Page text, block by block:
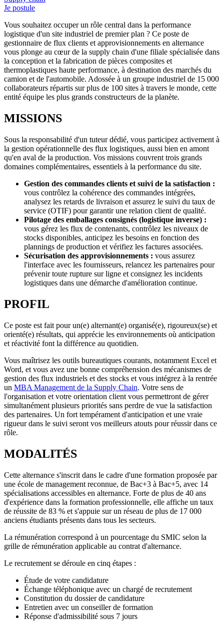
Je postule
Vous souhaitez occuper un rôle central dans la performance
logistique d'un site industriel de premier plan ? Ce poste de
gestionnaire de flux clients et approvisionnements en alternance
vous plonge au cœur de la supply chain d'une filiale spécialisée dans
la conception et la fabrication de pièces composites et
thermoplastiques haute performance, à destination des marchés du
camion et de l'automobile. Adossée à un groupe industriel de 15 000
collaborateurs répartis sur plus de 100 sites à travers le monde, cette
entité équipe les plus grands constructeurs de la planète.
MISSIONS
Sous la responsabilité d'un tuteur dédié, vous participez activement à
la gestion opérationnelle des flux logistiques, aussi bien en amont
qu'en aval de la production. Vos missions couvrent trois grands
domaines complémentaires, essentiels à la performance du site.
Gestion des commandes clients et suivi de la satisfaction :
vous contrôlez la cohérence des commandes intégrées,
analysez les retards de livraison et assurez le suivi du taux de
service (OTIF) pour garantir une relation client de qualité.
Pilotage des emballages consignés (logistique inverse) :
vous gérez les flux de contenants, contrôlez les niveaux de
stocks disponibles, anticipez les besoins en fonction des
plannings de production et vérifiez les factures associées.
Sécurisation des approvisionnements : vous assurez
l'interface avec les fournisseurs, relancez les partenaires pour
prévenir toute rupture sur ligne et consignez les incidents
logistiques dans une démarche d'amélioration continue.
PROFIL
Ce poste est fait pour un(e) alternant(e) organisé(e), rigoureux(se) et
orienté(e) résultats, qui apprécie les environnements où anticipation
et réactivité font la différence au quotidien.
Vous maîtrisez les outils bureautiques courants, notamment Excel et
Word, et vous avez une bonne compréhension des mécanismes de
gestion des flux industriels et des stocks et vous intégrez à la rentrée
un MBA Management de la Supply Chain. Votre sens de
l'organisation et votre orientation client vous permettront de gérer
simultanément plusieurs priorités sans perdre de vue la satisfaction
des partenaires. Un fort tempérament d'anticipation et une vraie
rigueur dans le suivi seront vos meilleurs atouts pour réussir dans ce
rôle.
MODALITÉS
Cette alternance s'inscrit dans le cadre d'une formation proposée par
une école de management reconnue, de Bac+3 à Bac+5, avec 14
spécialisations accessibles en alternance. Forte de plus de 40 ans
d'expérience dans la formation professionnelle, elle affiche un taux
de réussite de 83 % et s'appuie sur un réseau de plus de 17 000
anciens étudiants présents dans tous les secteurs.
La rémunération correspond à un pourcentage du SMIC selon la
grille de rémunération applicable au contrat d'alternance.
Le recrutement se déroule en cinq étapes :
Étude de votre candidature
Échange téléphonique avec un chargé de recrutement
Constitution du dossier de candidature
Entretien avec un conseiller de formation
Réponse d'admissibilité sous 7 jours